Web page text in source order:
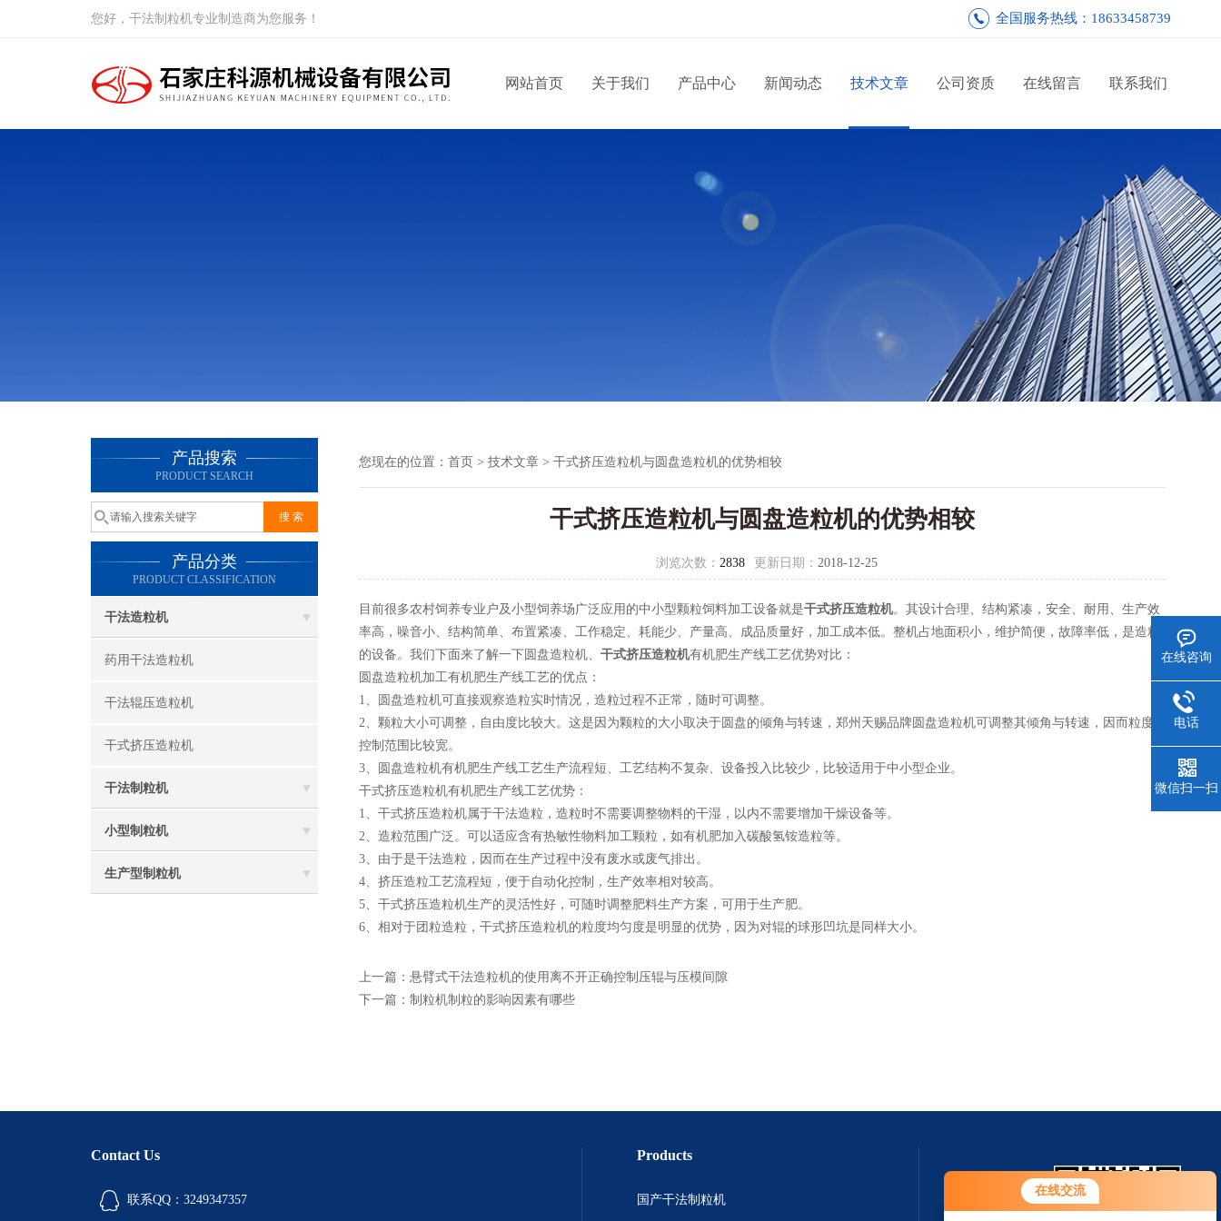
在线交流
您好，干法制粒机专业制造商为您服务！ 全国服务热线：18633458739
网站首页 关于我们 产品中心 新闻动态 技术文章 公司资质 在线留言 联系我们
产品搜索
PRODUCT SEARCH
产品分类
PRODUCT CLASSIFICATION
干法造粒机
药用干法造粒机
干法辊压造粒机
干式挤压造粒机
干法制粒机
小型制粒机
生产型制粒机
您现在的位置： 首页 > 技术文章 > 干式挤压造粒机与圆盘造粒机的优势相较
干式挤压造粒机与圆盘造粒机的优势相较
浏览次数： 2838 更新日期： 2018-12-25
目前很多农村饲养专业户及小型饲养场广泛应用的中小型颗粒饲料加工设备就是干式挤压造粒机。其设计合理、结构紧凑，安全、耐用、生产效
率高，噪音小、结构简单、布置紧凑、工作稳定、耗能少、产量高、成品质量好，加工成本低。整机占地面积小，维护简便，故障率低，是造粒
的设备。我们下面来了解一下圆盘造粒机、 干式挤压造粒机有机肥生产线工艺优势对比：
圆盘造粒机加工有机肥生产线工艺的优点：
1、圆盘造粒机可直接观察造粒实时情况，造粒过程不正常，随时可调整。
2、颗粒大小可调整，自由度比较大。这是因为颗粒的大小取决于圆盘的倾角与转速，郑州天赐品牌圆盘造粒机可调整其倾角与转速，因而粒度
控制范围比较宽。
3、圆盘造粒机有机肥生产线工艺生产流程短、工艺结构不复杂、设备投入比较少，比较适用于中小型企业。
干式挤压造粒机有机肥生产线工艺优势：
1、干式挤压造粒机属于干法造粒，造粒时不需要调整物料的干湿，以内不需要增加干燥设备等。
2、造粒范围广泛。可以适应含有热敏性物料加工颗粒，如有机肥加入碳酸氢铵造粒等。
3、由于是干法造粒，因而在生产过程中没有废水或废气排出。
4、挤压造粒工艺流程短，便于自动化控制，生产效率相对较高。
5、干式挤压造粒机生产的灵活性好，可随时调整肥料生产方案，可用于生产肥。
6、相对于团粒造粒，干式挤压造粒机的粒度均匀度是明显的优势，因为对辊的球形凹坑是同样大小。
上一篇： 悬臂式干法造粒机的使用离不开正确控制压辊与压模间隙
下一篇： 制粒机制粒的影响因素有哪些
Contact Us
联系QQ：3249347357
Products
国产干法制粒机
在线咨询
电话
微信扫一扫